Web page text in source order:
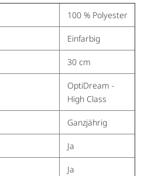
100 % Polyester
Einfarbig
30 cm
OptiDream -
High Class
Ganzjährig
Ja
Ja